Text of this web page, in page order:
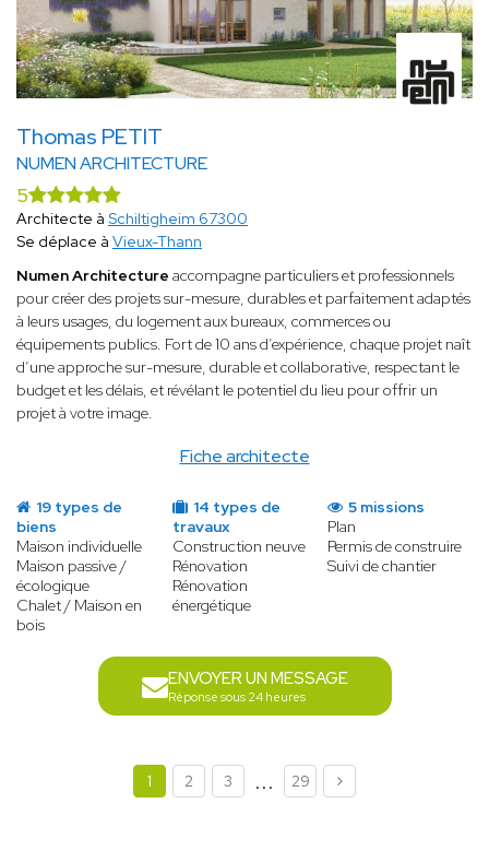
Thomas PETIT
NUMEN ARCHITECTURE
Fiche architecte
5
Architecte à Schiltigheim 67300
Se déplace à Vieux-Thann
Numen Architecture accompagne particuliers et professionnels
pour créer des projets sur-mesure, durables et parfaitement adaptés
à leurs usages, du logement aux bureaux, commerces ou
équipements publics. Fort de 10 ans d’expérience, chaque projet naît
d’une approche sur-mesure, durable et collaborative, respectant le
budget et les délais, et révélant le potentiel du lieu pour offrir un
projet à votre image.
19 types de
biens
Maison individuelle
Maison passive /
écologique
Chalet / Maison en
bois
14 types de
travaux
Construction neuve
Rénovation
Rénovation
énergétique
5 missions
Plan
Permis de construire
Suivi de chantier
ENVOYER UN MESSAGE
Réponse sous 24 heures
1 2 3 ... 29